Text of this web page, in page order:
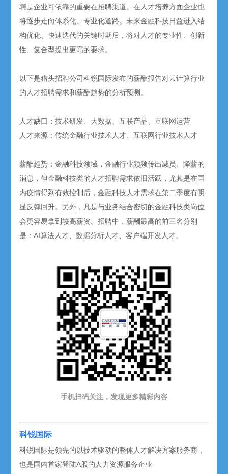
聘是企业可依靠的重要在招聘渠道。在人才培养方面企业也
将逐步走向体系化、专业化道路。未来金融科技日益进入结
构优化、快速迭代的关键时期后，将对人才的专业性、创新
性、复合型提出更高的要求。
以下是猎头招聘公司科锐国际发布的薪酬报告对云计算行业
的人才招聘需求和薪酬趋势的分析预测。
人才缺口：技术研发、大数据、互联产品、互联网运营
人才来源：传统金融行业技术人才、互联网行业技术人才
薪酬趋势：金融科技领域，金融行业频频传出减员、降薪的
消息，但金融科技类的人才招聘需求依旧活跃，尤其是在国
内疫情得到有效控制后，金融科技人才需求在第二季度有明
显反弹回升。另外，凡是与业务结合密切的金融科技类岗位
会更容易拿到较高薪资。招聘中，薪酬最高的前三名分别
是：AI算法人才、数据分析人才、客户端开发人才。
手机扫码关注，发现更多精彩内容
科锐国际
科锐国际是领先的以技术驱动的整体人才解决方案服务商，
也是国内首家登陆A股的人力资源服务企业